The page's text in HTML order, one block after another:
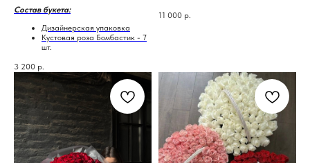
Состав букета:
Дизайнерская упаковка
Кустовая роза Бомбастик - 7
шт.
3 200 р.
11 000 р.